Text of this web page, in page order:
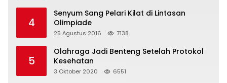
4
Senyum Sang Pelari Kilat di Lintasan
Olimpiade
25 Agustus 2016 7138
5
Olahraga Jadi Benteng Setelah Protokol
Kesehatan
3 Oktober 2020 6551